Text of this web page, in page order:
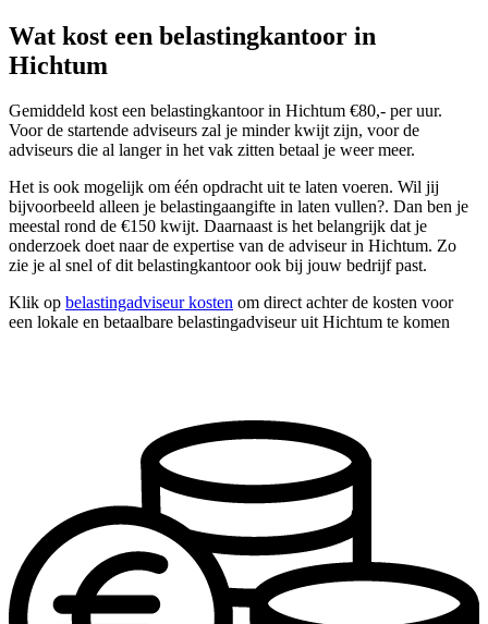
Wat kost een belastingkantoor in
Hichtum
Gemiddeld kost een belastingkantoor in Hichtum €80,- per uur.
Voor de startende adviseurs zal je minder kwijt zijn, voor de
adviseurs die al langer in het vak zitten betaal je weer meer.
Het is ook mogelijk om één opdracht uit te laten voeren. Wil jij
bijvoorbeeld alleen je belastingaangifte in laten vullen?. Dan ben je
meestal rond de €150 kwijt. Daarnaast is het belangrijk dat je
onderzoek doet naar de expertise van de adviseur in Hichtum. Zo
zie je al snel of dit belastingkantoor ook bij jouw bedrijf past.
Klik op belastingadviseur kosten om direct achter de kosten voor
een lokale en betaalbare belastingadviseur uit Hichtum te komen